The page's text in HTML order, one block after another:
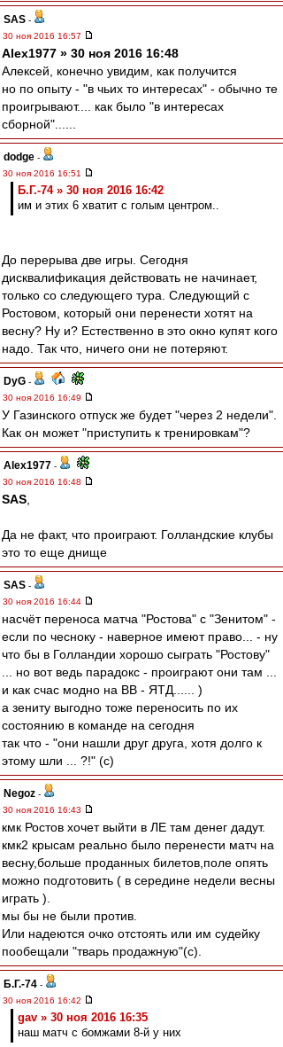
SAS -
30 ноя 2016 16:57
Alex1977 » 30 ноя 2016 16:48
Алексей, конечно увидим, как получится
но по опыту - "в чьих то интересах" - обычно те
проигрывают.... как было "в интересах
сборной"......
dodge -
30 ноя 2016 16:51
Б.Г.-74 » 30 ноя 2016 16:42
им и этих 6 хватит с голым центром..
До перерыва две игры. Сегодня
дисквалификация действовать не начинает,
только со следующего тура. Следующий с
Ростовом, который они перенести хотят на
весну? Ну и? Естественно в это окно купят кого
надо. Так что, ничего они не потеряют.
DyG -
30 ноя 2016 16:49
У Газинского отпуск же будет "через 2 недели".
Как он может "приступить к тренировкам"?
Alex1977 -
30 ноя 2016 16:48
SAS
Да не факт, что проиграют. Голландские клубы
это то еще днище
SAS -
30 ноя 2016 16:44
насчёт переноса матча "Ростова" с "Зенитом" -
если по чесноку - наверное имеют право... - ну
что бы в Голландии хорошо сыграть "Ростову"
... но вот ведь парадокс - проиграют они там ...
и как счас модно на ВВ - ЯТД...... )
а зениту выгодно тоже переносить по их
состоянию в команде на сегодня
так что - "они нашли друг друга, хотя долго к
этому шли ... ?!" (c)
Negoz -
30 ноя 2016 16:43
кмк Ростов хочет выйти в ЛЕ там денег дадут.
кмк2 крысам реально было перенести матч на
весну,больше проданных билетов,поле опять
можно подготовить ( в середине недели весны
играть ).
мы бы не были против.
Или надеются очко отстоять или им судейку
пообещали "тварь продажную"(с).
Б.Г.-74 -
30 ноя 2016 16:42
gav » 30 ноя 2016 16:35
наш матч с бомжами 8-й у них